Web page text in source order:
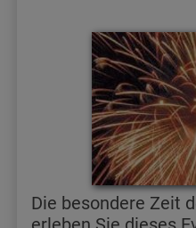
Die besondere Zeit